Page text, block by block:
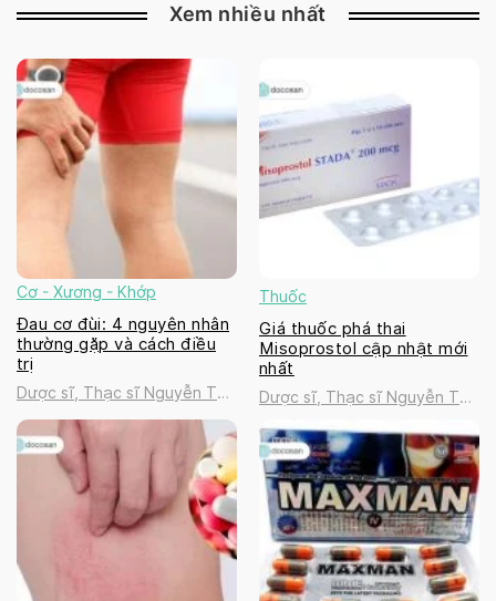
Xem nhiều nhất
Cơ - Xương - Khớp
Đau cơ đùi: 4 nguyên nhân
thường gặp và cách điều
trị
Dược sĩ, Thạc sĩ Nguyễn Thị
Thanh Tú
Thuốc
Giá thuốc phá thai
Misoprostol cập nhật mới
nhất
Dược sĩ, Thạc sĩ Nguyễn Thị